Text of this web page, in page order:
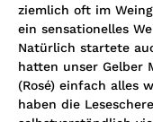
ziemlich oft im
ein sensationelles
Natürlich startete
hatten unser Gelber
(Rosé) einfach alles
haben die